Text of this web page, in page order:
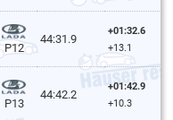
P12
44:31.9
+01:32.6
+13.1
P13
44:42.2
+01:42.9
+10.3